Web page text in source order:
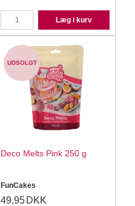
Læg i kurv
UDSOLGT
Deco Melts Pink 250 g
FunCakes
49,95 DKK